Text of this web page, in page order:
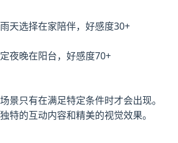
天选择在家陪伴，好感度30+
夜晚在阳台，好感度70+
景只有在满足特定条件时才会出现。
特的互动内容和精美的视觉效果。